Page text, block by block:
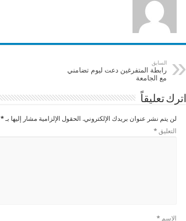
السابق
رابطة المتفرغين دعت ليوم تضامني
مع الجامعة
اترك تعليقاً
لن يتم نشر عنوان بريدك الإلكتروني. الحقول الإلزامية مشار إليها بـ*
التعليق*
الاسم*